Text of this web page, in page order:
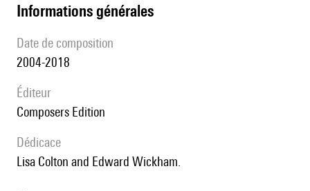
informations générales
date de composition
2004-2018
éditeur
Composers Edition
Dédicace
Lisa Colton and Edward Wickham.